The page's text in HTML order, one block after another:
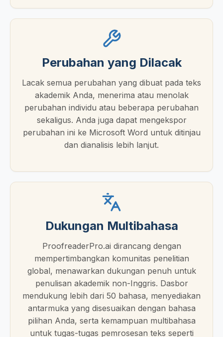
Perubahan yang Dilacak
Lacak semua perubahan yang dibuat pada teks
akademik Anda, menerima atau menolak
perubahan individu atau beberapa perubahan
sekaligus. Anda juga dapat mengekspor
perubahan ini ke Microsoft Word untuk ditinjau
dan dianalisis lebih lanjut.
Dukungan Multibahasa
ProofreaderPro.ai dirancang dengan
mempertimbangkan komunitas penelitian
global, menawarkan dukungan penuh untuk
penulisan akademik non-Inggris. Dasbor
mendukung lebih dari 50 bahasa, menyediakan
antarmuka yang disesuaikan dengan bahasa
pilihan Anda, serta kemampuan multibahasa
untuk tugas-tugas pemrosesan teks seperti